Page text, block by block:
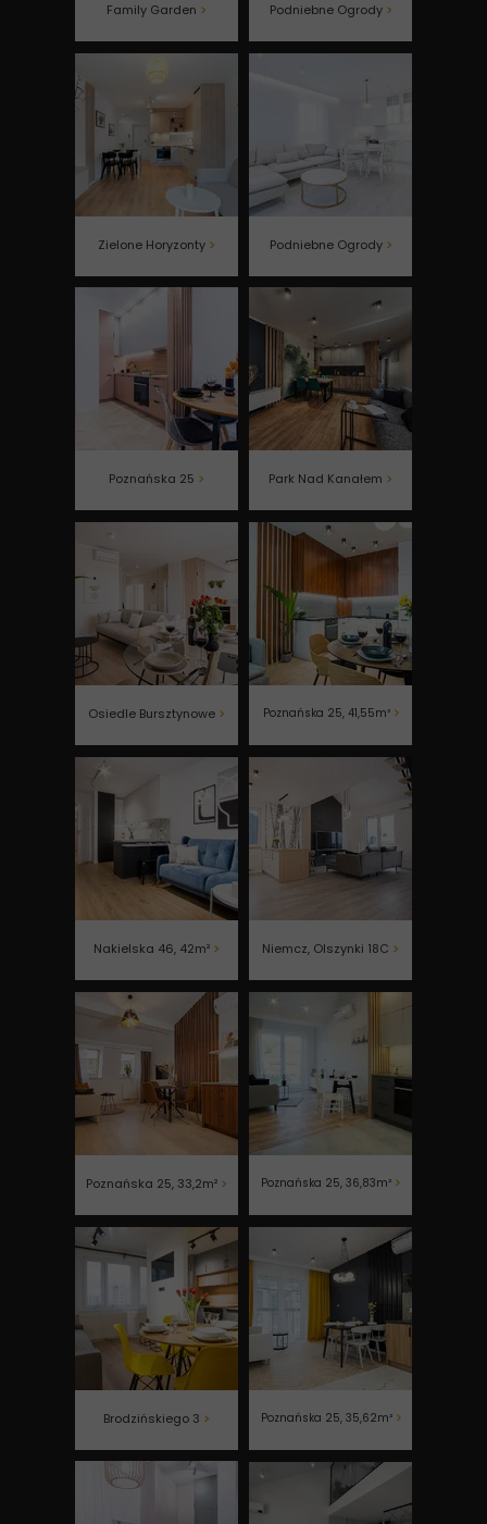
Poznańska 25, 35,62m² >
Brodzińskiego 3 >
Poznańska 25, 36,83m² >
Osiedle Bursztynowe >
Park Nad Kanałem >
Poznańska 25 >
Podniebne Ogrody >
Poznańska 25, 33,2m² >
Niemcz, Olszynki 18C >
Nakielska 46, 42m² >
Poznańska 25, 41,55m² >
Zielone Horyzonty >
Podniebne Ogrody >
Family Garden >